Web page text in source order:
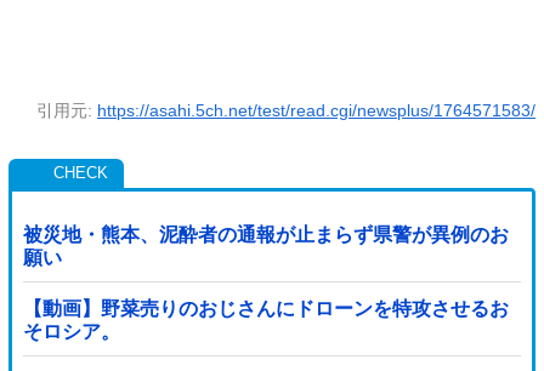
引用元: https://asahi.5ch.net/test/read.cgi/newsplus/1764571583/
被災地・熊本、泥酔者の通報が止まらず県警が異例のお
願い
【動画】野菜売りのおじさんにドローンを特攻させるお
そロシア。